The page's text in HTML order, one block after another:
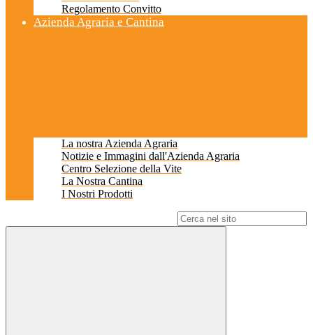
Regolamento Convitto
Azienda Agraria e Cantina
La nostra Azienda Agraria
Notizie e Immagini dall'Azienda Agraria
Centro Selezione della Vite
La Nostra Cantina
I Nostri Prodotti